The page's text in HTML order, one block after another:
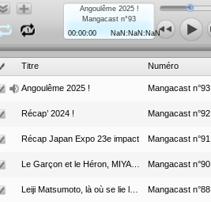
Angoulême 2025 !
Mangacast n°93
00:00:00
NaN:NaN:NaN
Titre Numéro
Angoulême 2025 ! Mangacast n°93
Récap’ 2024 ! Mangacast n°92
Récap Japan Expo 23e impact Mangacast n°91
Mangacast n°90
Mangacast n°88